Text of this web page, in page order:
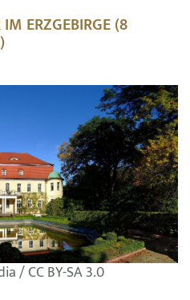
ERZGEBIRGE (8
/ CC BY-SA 3.0